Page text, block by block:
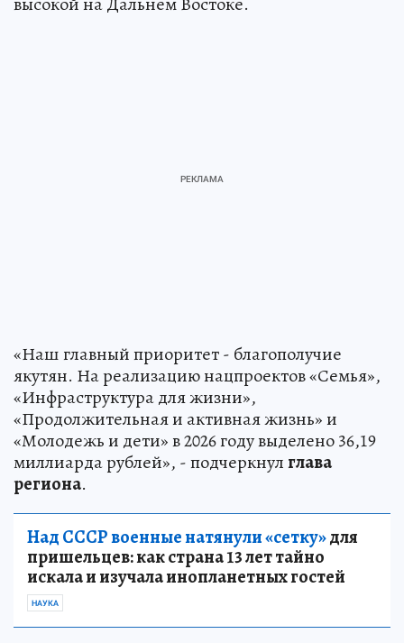
«Наш главный приоритет - благополучие
якутян. На реализацию нацпроектов «Семья»,
«Инфраструктура для жизни»,
«Продолжительная и активная жизнь» и
«Молодежь и дети» в 2026 году выделено 36,19
миллиарда рублей», - подчеркнулглава
региона.
Над СССР военные натянули «сетку»для
пришельцев: как страна 13 лет тайно
искала и изучала инопланетных гостей
НАУКА